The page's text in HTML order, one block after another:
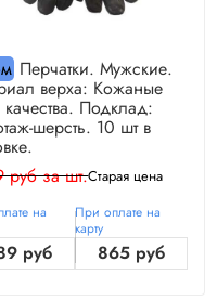
Перчатки. Мужские.
верха: Кожаные
Подклад:
шерсть. 10 шт в
руб за шт.Старая цена
на
руб
При оплате на
карту
865 руб